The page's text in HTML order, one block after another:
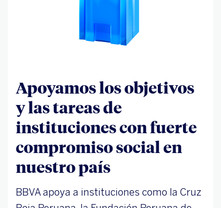
Apoyamos los objetivos
y las tareas de
instituciones con fuerte
compromiso social en
nuestro país
BBVA apoya a instituciones como la Cruz